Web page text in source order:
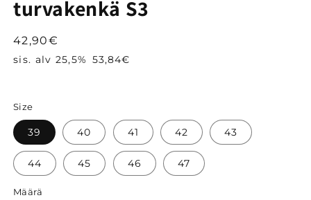
turvakenkä S3
Normaalihinta
42,90€
sis. alv 25,5% 53,84€
Size
39 40 41 42 43
44 45 46 47
Määrä